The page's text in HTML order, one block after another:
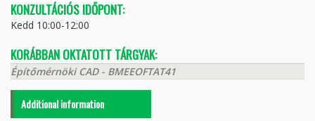
KONZULTÁCIÓS IDŐPONT:
Kedd 10:00-12:00
KORÁBBAN OKTATOTT TÁRGYAK:
Építőmérnöki CAD - BMEEOFTAT41
Additional information